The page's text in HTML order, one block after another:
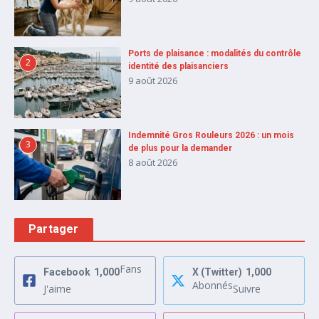
2
Ports de plaisance : modalités du contrôle
identité des plaisanciers
9 août 2026
3
Indemnité Gros Rouleurs 2026 : un mois
de plus pour la demander
8 août 2026
Partager
Facebook 1,000Fans
J'aime
X (Twitter) 1,000
AbonnésSuivre